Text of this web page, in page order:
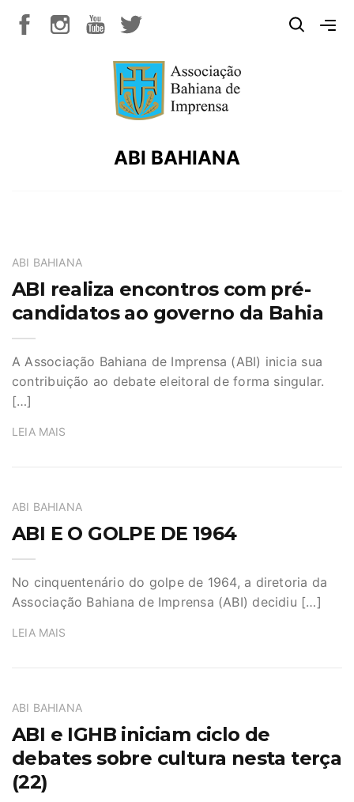
ABI BAHIANA
ABI BAHIANA
ABI realiza encontros com pré-
candidatos ao governo da Bahia
A Associação Bahiana de Imprensa (ABI) inicia sua
contribuição ao debate eleitoral de forma singular.
[…]
LEIA MAIS
ABI BAHIANA
ABI E O GOLPE DE 1964
No cinquentenário do golpe de 1964, a diretoria da
Associação Bahiana de Imprensa (ABI) decidiu […]
LEIA MAIS
ABI BAHIANA
ABI e IGHB iniciam ciclo de
debates sobre cultura nesta terça
(22)